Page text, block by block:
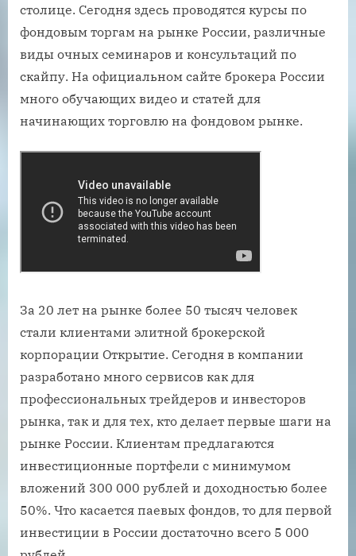
столице. Сегодня здесь проводятся курсы по
фондовым торгам на рынке России, различные
виды очных семинаров и консультаций по
скайпу. На официальном сайте брокера России
много обучающих видео и статей для
начинающих торговлю на фондовом рынке.
За 20 лет на рынке более 50 тысяч человек
стали клиентами элитной брокерской
корпорации Открытие. Сегодня в компании
разработано много сервисов как для
профессиональных трейдеров и инвесторов
рынка, так и для тех, кто делает первые шаги на
рынке России. Клиентам предлагаются
инвестиционные портфели с минимумом
вложений 300 000 рублей и доходностью более
50%. Что касается паевых фондов, то для первой
инвестиции в России достаточно всего 5 000